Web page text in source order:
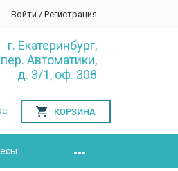
Войти / Регистрация
г. Екатеринбург,
пер. Автоматики,
д. 3/1, оф. 308
КОРЗИНА